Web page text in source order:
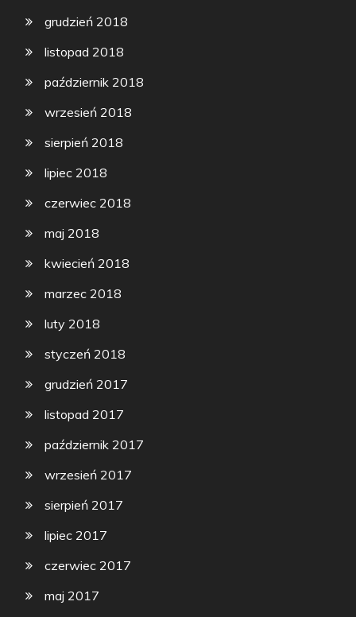
grudzień 2018
listopad 2018
październik 2018
wrzesień 2018
sierpień 2018
lipiec 2018
czerwiec 2018
maj 2018
kwiecień 2018
marzec 2018
luty 2018
styczeń 2018
grudzień 2017
listopad 2017
październik 2017
wrzesień 2017
sierpień 2017
lipiec 2017
czerwiec 2017
maj 2017